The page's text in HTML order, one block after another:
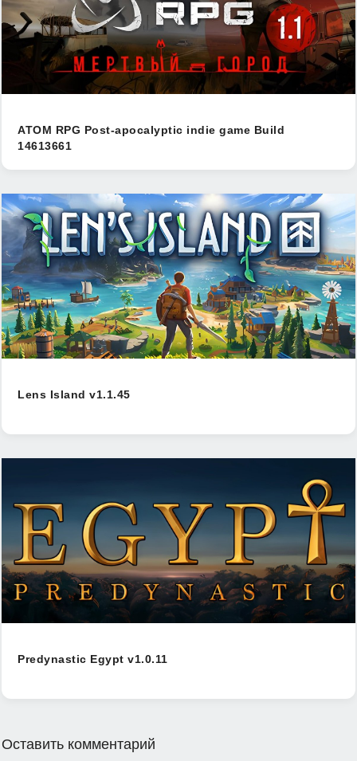
ATOM RPG Post-apocalyptic indie game Build
14613661
Lens Island v1.1.45
Predynastic Egypt v1.0.11
Оставить комментарий